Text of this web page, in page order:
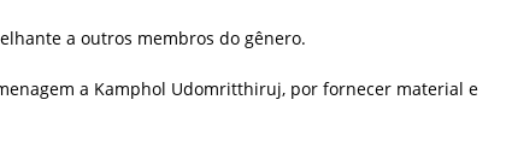
a outros membros do gênero.
a Kamphol Udomritthiruj, por fornecer material e